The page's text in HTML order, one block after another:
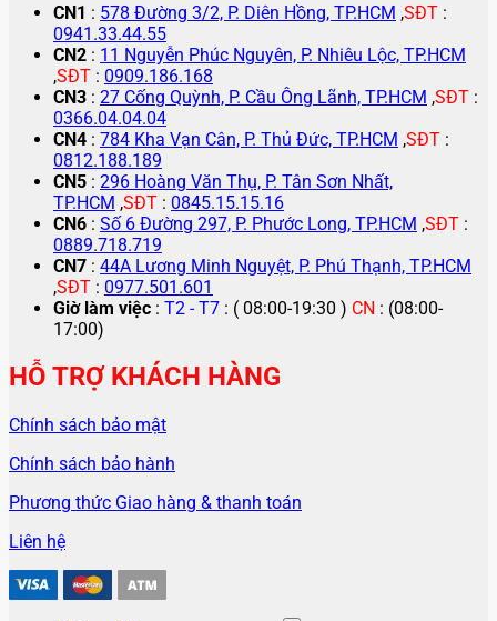
CN1 : 578 Đường 3/2, P. Diên Hồng, TP.HCM ,SĐT :
0941.33.44.55
CN2 : 11 Nguyễn Phúc Nguyên, P. Nhiêu Lộc, TP.HCM
,SĐT : 0909.186.168
CN3 : 27 Cống Quỳnh, P. Cầu Ông Lãnh, TP.HCM ,SĐT :
0366.04.04.04
CN4 : 784 Kha Vạn Cân, P. Thủ Đức, TP.HCM ,SĐT :
0812.188.189
CN5 : 296 Hoàng Văn Thụ, P. Tân Sơn Nhất,
TP.HCM ,SĐT : 0845.15.15.16
CN6 : Số 6 Đường 297, P. Phước Long, TP.HCM ,SĐT :
0889.718.719
CN7 : 44A Lương Minh Nguyệt, P. Phú Thạnh, TP.HCM
,SĐT : 0977.501.601
Giờ làm việc : T2 - T7 : ( 08:00-19:30 ) CN : (08:00-
17:00)
HỖ TRỢ KHÁCH HÀNG
Chính sách bảo mật
Chính sách bảo hành
Phương thức Giao hàng & thanh toán
Liên hệ